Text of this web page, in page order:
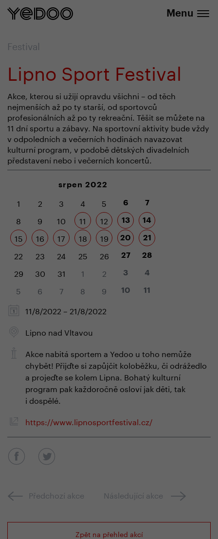
Menu
Festival
Lipno Sport Festival
Akce, kterou si užijí opravdu všichni – od těch
nejmenších až po ty starší, od sportovců
profesionálních až po ty rekreační. Těšit se můžete na
11 dní sportu a zábavy. Na sportovní aktivity bude vždy
v odpoledních a večerních hodinách navazovat
kulturní program, v podobě dětských divadelních
představení nebo i večerních koncertů.
srpen 2022
1 2 3 4 5 6 7
8 9 10 11 12 13 14
15 16 17 18 19 20 21
22 23 24 25 26 27 28
29 30 31 1 2 3 4
5 6 7 8 9 10 11
11/8/2022 – 21/8/2022
Lipno nad Vltavou
Akce nabitá sportem a Yedoo u toho nemůže
chybět! Přijďte si zapůjčit koloběžku, či odrážedlo
a projeďte se kolem Lipna. Bohatý kulturní
program pak každoročně osloví jak děti, tak
i dospělé.
https://www.lipnosportfestival.cz/
Předchozí akce Následující akce
Zpět na přehled akcí